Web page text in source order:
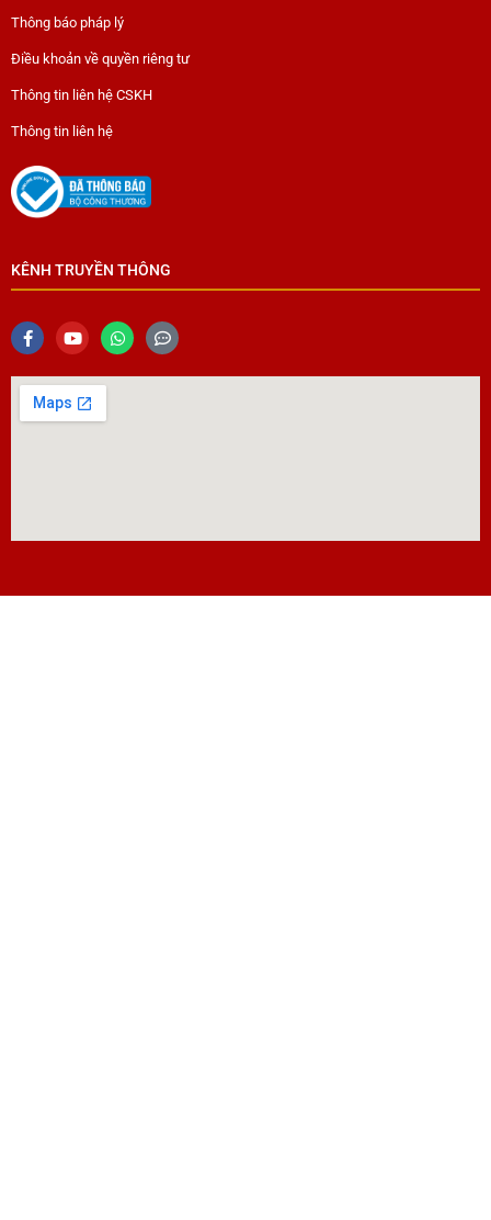
Thông báo pháp lý
Điều khoản về quyền riêng tư
Thông tin liên hệ CSKH
Thông tin liên hệ
KÊNH TRUYỀN THÔNG